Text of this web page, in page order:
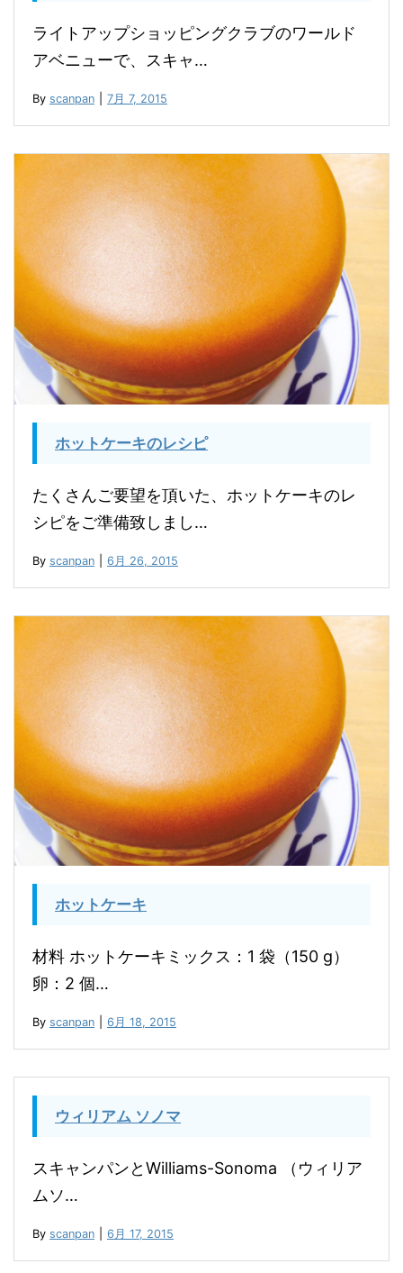
ライトアップショッピングクラブのワールド
アベニューで、スキャ…
By scanpan 7月 7, 2015
ホットケーキのレシピ
たくさんご要望を頂いた、ホットケーキのレ
シピをご準備致しまし…
By scanpan 6月 26, 2015
ホットケーキ
材料 ホットケーキミックス：1 袋（150 g）
卵：2 個…
By scanpan 6月 18, 2015
ウィリアム ソノマ
スキャンパンとWilliams-Sonoma （ウィリア
ムソ…
By scanpan 6月 17, 2015